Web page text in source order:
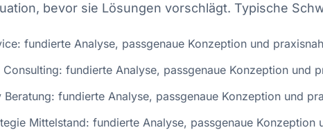
bevor sie Lösungen vorschlägt. Typische
fundierte Analyse, passgenaue Konzeption und
Consulting: fundierte Analyse, passgenaue Konzeption und
Beratung: fundierte Analyse, passgenaue Konzeption und
Mittelstand: fundierte Analyse, passgenaue Konzeption